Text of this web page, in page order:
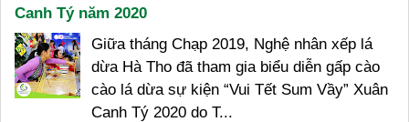
Canh Tý năm 2020
Giữa tháng Chạp 2019, Nghệ nhân xếp lá
dừa Hà Tho đã tham gia biểu diễn gấp cào
cào lá dừa sự kiện “Vui Tết Sum Vầy” Xuân
Canh Tý 2020 do T...